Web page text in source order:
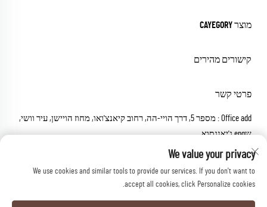
מוצר CAYEGORY
קישורים מהירים
פרטי קשר
Office add : מספר 5, דרך הויי-הה, רחוב קיאנצ'ואו, מחוז הויישן, עיר וושי,
שeng ג'יאנגסוא
דואר אלקטרוני:[email protected]
We value your privacy
We use cookies and similar tools to provide our services. If you don't want to
accept all cookies, click Personalize cookies.